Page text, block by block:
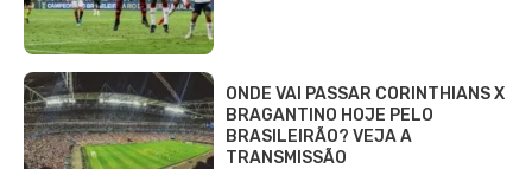
ONDE VAI PASSAR CORINTHIANS X
BRAGANTINO HOJE PELO
BRASILEIRÃO? VEJA A
TRANSMISSÃO